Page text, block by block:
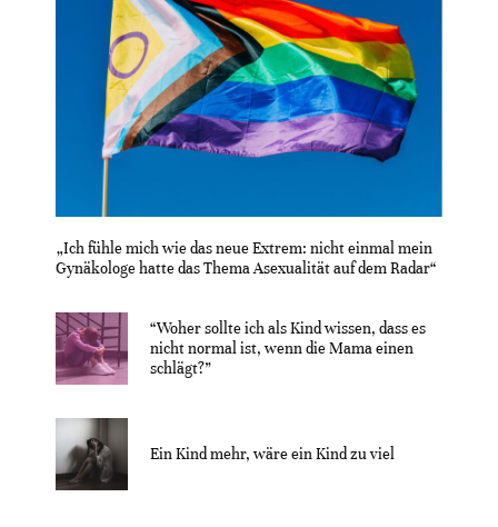
„Ich fühle mich wie das neue Extrem: nicht einmal mein
Gynäkologe hatte das Thema Asexualität auf dem Radar“
“Woher sollte ich als Kind wissen, dass es
nicht normal ist, wenn die Mama einen
schlägt?”
Ein Kind mehr, wäre ein Kind zu viel